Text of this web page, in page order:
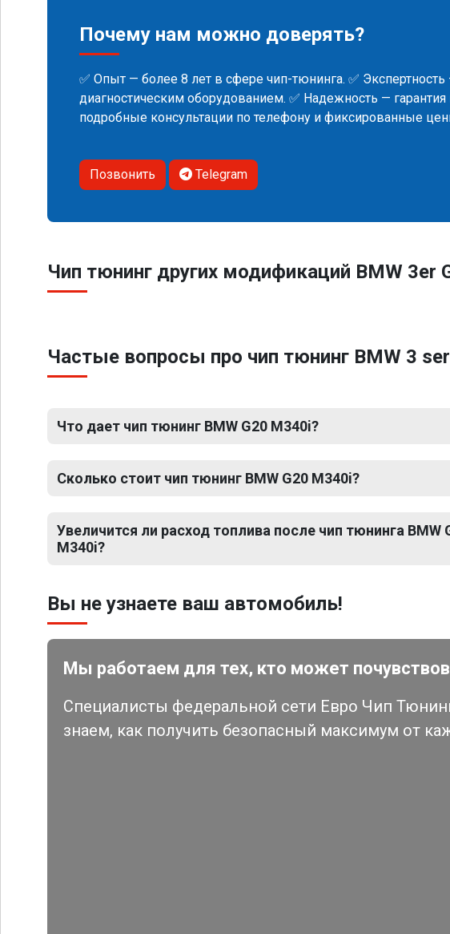
Почему нам можно доверять?
✅ Опыт — более 8 лет в сфере чип-тюнинга. ✅
диагностическим оборудованием. ✅ Надежность —
подробные консультации по телефону и фиксированные
Позвонить Telegram
Чип тюнинг других модификаций BMW 3er
Частые вопросы про чип тюнинг BMW 3
Что дает чип тюнинг BMW G20 M340i?
Сколько стоит чип тюнинг BMW G20 M340i?
Увеличится ли расход топлива после чип тюнинга BMW
M340i?
Вы не узнаете ваш автомобиль!
Мы работаем для тех, кто может
Специалисты федеральной сети Евро Чип
знаем, как получить безопасный максимум от